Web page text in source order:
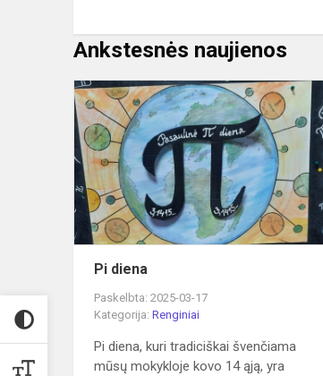
Ankstesnės naujienos
Pi diena
Paskelbta: 2025-03-17
Kategorija: Renginiai
Pi diena, kuri tradiciškai švenčiama
mūsų mokykloje kovo 14 ąją, yra